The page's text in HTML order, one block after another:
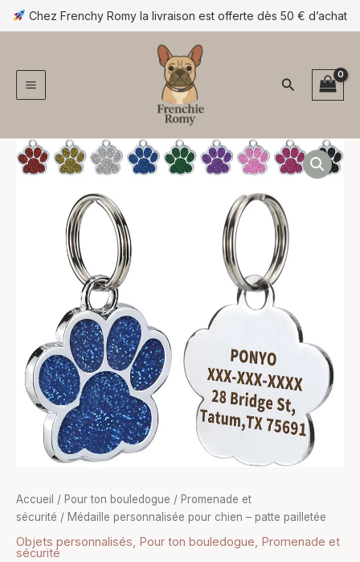
Aller
au
Chez Frenchy Romy la livraison est offerte dès 50 € d’achat
Rechercher
Accueil / Pour ton bouledogue / Promenade et
sécurité / Médaille personnalisée pour chien – patte pailletée
Objets personnalisés, Pour ton bouledogue, Promenade et
sécurité
quantité
de
Médaille
personnalisée